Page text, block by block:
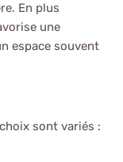
En plus
une
espace souvent
sont variés :